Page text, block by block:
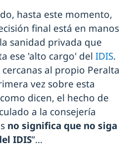
hasta este momento,
final está en manos
sanidad privada que
ese 'alto cargo' del IDIS.
al propio Peralta
vez sobre esta
dicen, el hecho de
a la consejería
no significa que no siga
IDIS”…